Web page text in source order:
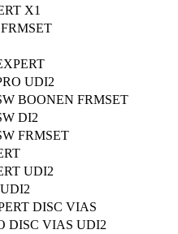
X1
UDI2
BOONEN FRMSET
DI2
FRMSET
UDI2
DISC VIAS
DISC VIAS UDI2